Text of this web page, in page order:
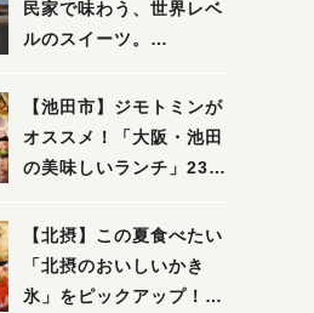
民家で味わう、世界レベ
ルのスイーツ。
月3日にオープン！（教
えたい/教えて）
【池田市】ジモトミンが
オススメ！「大阪・池田
の美味しいランチ」23
【北摂】この夏食べたい
「北摂のおいしいかき
氷」をピックアップ！